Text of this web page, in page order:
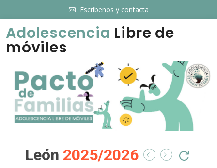
Escríbenos y contacta
Adolescencia Libre de
móviles
León 2025/2026